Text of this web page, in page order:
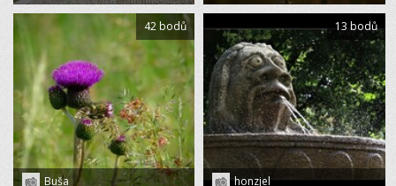
Buša
42 bodů
honzjel
13 bodů